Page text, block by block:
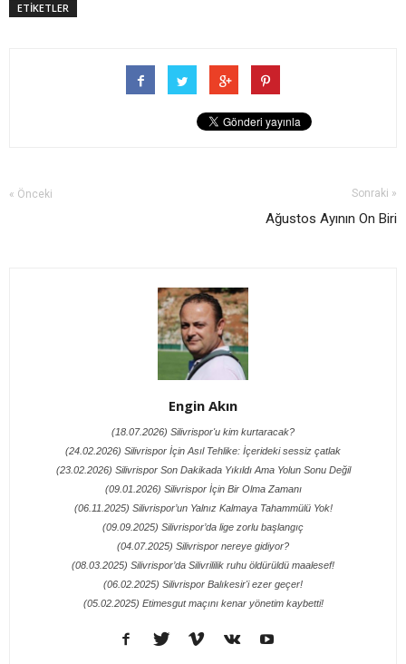
ETİKETLER
« Önceki Sonraki »
Ağustos Ayının On Biri
Engin Akın
(18.07.2026) Silivrispor'u kim kurtaracak?
(24.02.2026) Silivrispor İçin Asıl Tehlike: İçerideki sessiz çatlak
(23.02.2026) Silivrispor Son Dakikada Yıkıldı Ama Yolun Sonu Değil
(09.01.2026) Silivrispor İçin Bir Olma Zamanı
(06.11.2025) Silivrispor’un Yalnız Kalmaya Tahammülü Yok!
(09.09.2025) Silivrispor’da lige zorlu başlangıç
(04.07.2025) Silivrispor nereye gidiyor?
(08.03.2025) Silivrispor’da Silivrililik ruhu öldürüldü maalesef!
(06.02.2025) Silivrispor Balıkesir'i ezer geçer!
(05.02.2025) Etimesgut maçını kenar yönetim kaybetti!